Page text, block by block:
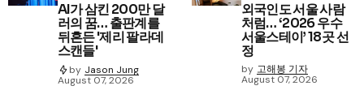
AI가 삼킨 200만 달
러의 꿈… 출판계를
뒤흔든 '제리 팔라데
스캔들'
by Jason Jung
August 07, 2026
외국인도 서울 사람
처럼… ‘2026 우수
서울스테이’ 18곳 선
정
by 고해봉 기자
August 07, 2026